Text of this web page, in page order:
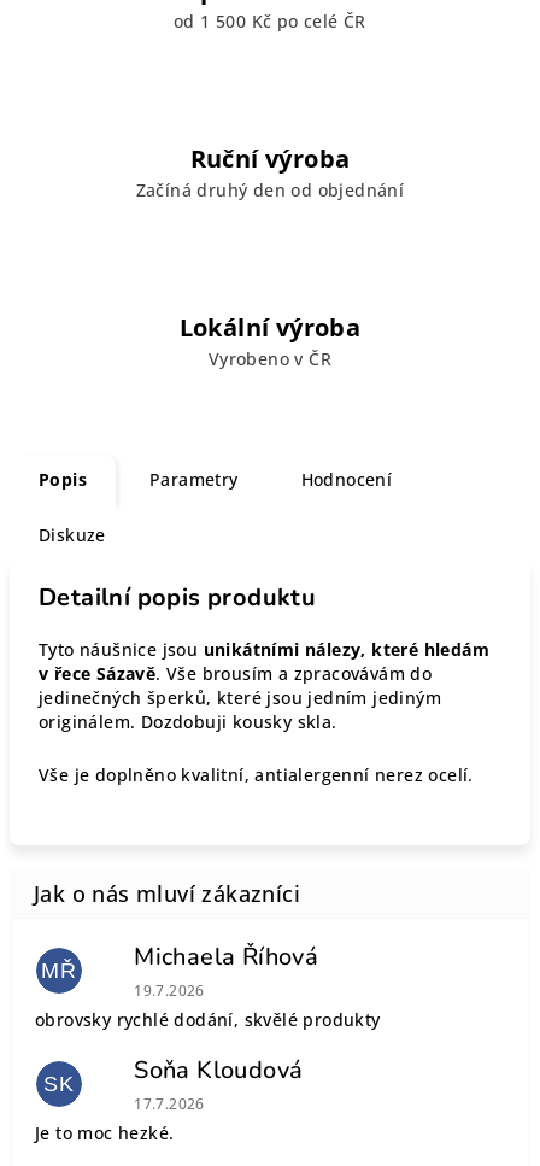
od 1 500 Kč po celé ČR
Ruční výroba
Začíná druhý den od objednání
Lokální výroba
Vyrobeno v ČR
Popis Parametry Hodnocení
Diskuze
Detailní popis produktu
Tyto náušnice jsou unikátními nálezy, které hledám
v řece Sázavě. Vše brousím a zpracovávám do
jedinečných šperků, které jsou jedním jediným
originálem. Dozdobuji kousky skla.
Vše je doplněno kvalitní, antialergenní nerez ocelí.
MŘ Michaela Říhová
Hodnocení obchodu je 5 z 5 hvězdiček.
19.7.2026
obrovsky rychlé dodání, skvělé produkty
SK Soňa Kloudová
Hodnocení obchodu je 5 z 5 hvězdiček.
17.7.2026
Je to moc hezké.